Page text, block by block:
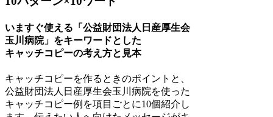
いますぐ使える「公益財団法人日産厚生会
玉川病院」をキーワードとした
キャッチコピーの考え方と見本
キャッチコピーを作るときのポイントと、
公益財団法人日産厚生会玉川病院を使った
キャッチコピー例を項目ごとに10個紹介し